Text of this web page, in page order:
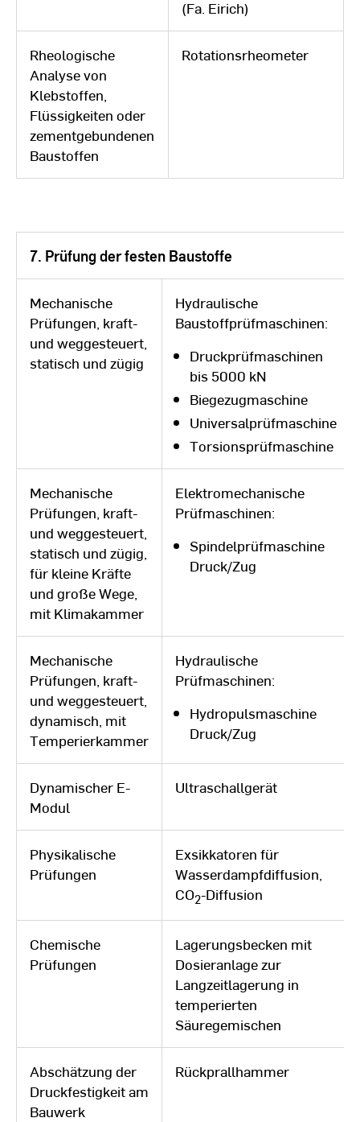
(Fa. Eirich)
Rheologische
Analyse von
Klebstoffen,
Flüssigkeiten oder
zementgebundenen
Baustoffen
Rotationsrheometer
7. Prüfung der festen Baustoffe
Mechanische
Prüfungen, kraft-
und weggesteuert,
statisch und zügig
Hydraulische
Baustoffprüfmaschinen:
Druckprüfmaschinen
bis 5000 kN
Biegezugmaschine
Universalprüfmaschine
Torsionsprüfmaschine
Mechanische
Prüfungen, kraft-
und weggesteuert,
statisch und zügig,
für kleine Kräfte
und große Wege,
mit Klimakammer
Elektromechanische
Prüfmaschinen:
Spindelprüfmaschine
Druck/Zug
Mechanische
Prüfungen, kraft-
und weggesteuert,
dynamisch, mit
Temperierkammer
Hydraulische
Prüfmaschinen:
Hydropulsmaschine
Druck/Zug
Dynamischer E-
Modul
Ultraschallgerät
Physikalische
Prüfungen
Exsikkatoren für
Wasserdampfdiffusion,
CO2-Diffusion
Chemische
Prüfungen
Lagerungsbecken mit
Dosieranlage zur
Langzeitlagerung in
temperierten
Säuregemischen
Abschätzung der
Druckfestigkeit am
Bauwerk
Rückprallhammer